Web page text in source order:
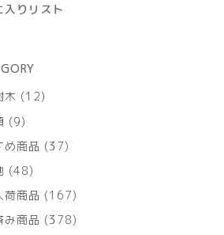
入りリスト
木
1212
商
99
の
商
め商品 3737
商
4848
の
商
荷商品 167167
の
み商品 378378